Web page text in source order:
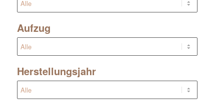
Aufzug
Herstellungsjahr